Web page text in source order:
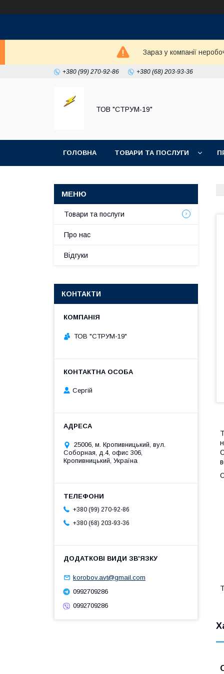
Зараз у компанії
+380 (99) 270-92-86 +380 (68) 203-93-36
ТОВ "СТРУМ-19"
ГОЛОВНА ТОВАРИ ТА ПОСЛУГИ
Товари та послуги
Про нас
Відгуки
КОНТАКТИ
ТОВ "СТРУМ-19"
Сергій
25006, м. Кропивницький, вул.
Соборная, д.4, офис 306,
Кропивницький, Україна
+380 (99) 270-92-86
+380 (68) 203-93-36
korobov.avt@gmail.com
0992709286
0992709286